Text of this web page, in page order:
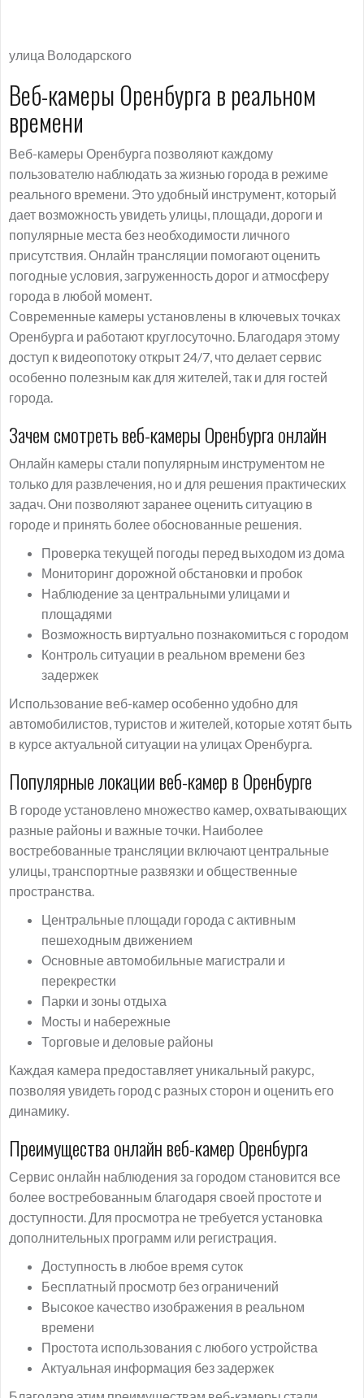
улица Володарского
Веб-камеры Оренбурга в реальном
времени
Веб-камеры Оренбурга позволяют каждому
пользователю наблюдать за жизнью города в режиме
реального времени. Это удобный инструмент, который
дает возможность увидеть улицы, площади, дороги и
популярные места без необходимости личного
присутствия. Онлайн трансляции помогают оценить
погодные условия, загруженность дорог и атмосферу
города в любой момент.
Современные камеры установлены в ключевых точках
Оренбурга и работают круглосуточно. Благодаря этому
доступ к видеопотоку открыт 24/7, что делает сервис
особенно полезным как для жителей, так и для гостей
города.
Зачем смотреть веб-камеры Оренбурга онлайн
Онлайн камеры стали популярным инструментом не
только для развлечения, но и для решения практических
задач. Они позволяют заранее оценить ситуацию в
городе и принять более обоснованные решения.
Проверка текущей погоды перед выходом из дома
Мониторинг дорожной обстановки и пробок
Наблюдение за центральными улицами и
площадями
Возможность виртуально познакомиться с городом
Контроль ситуации в реальном времени без
задержек
Использование веб-камер особенно удобно для
автомобилистов, туристов и жителей, которые хотят быть
в курсе актуальной ситуации на улицах Оренбурга.
Популярные локации веб-камер в Оренбурге
В городе установлено множество камер, охватывающих
разные районы и важные точки. Наиболее
востребованные трансляции включают центральные
улицы, транспортные развязки и общественные
пространства.
Центральные площади города с активным
пешеходным движением
Основные автомобильные магистрали и
перекрестки
Парки и зоны отдыха
Мосты и набережные
Торговые и деловые районы
Каждая камера предоставляет уникальный ракурс,
позволяя увидеть город с разных сторон и оценить его
динамику.
Преимущества онлайн веб-камер Оренбурга
Сервис онлайн наблюдения за городом становится все
более востребованным благодаря своей простоте и
доступности. Для просмотра не требуется установка
дополнительных программ или регистрация.
Доступность в любое время суток
Бесплатный просмотр без ограничений
Высокое качество изображения в реальном
времени
Простота использования с любого устройства
Актуальная информация без задержек